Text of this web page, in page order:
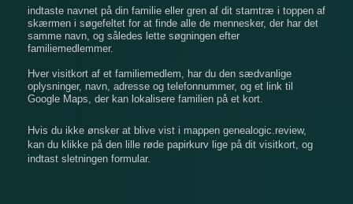
indtaste navnet på din familie eller gren af ​​dit stamtræ i toppen af
​​skærmen i søgefeltet for at finde alle de mennesker, der har det
samme navn, og således lette søgningen efter
familiemedlemmer.
Hver visitkort af et familiemedlem, har du den sædvanlige
oplysninger, navn, adresse og telefonnummer, og et link til
Google Maps, der kan lokalisere familien på et kort.
Hvis du ikke ønsker at blive vist i mappen genealogic.review,
kan du klikke på den lille røde papirkurv lige på dit visitkort, og
indtast sletningen formular.